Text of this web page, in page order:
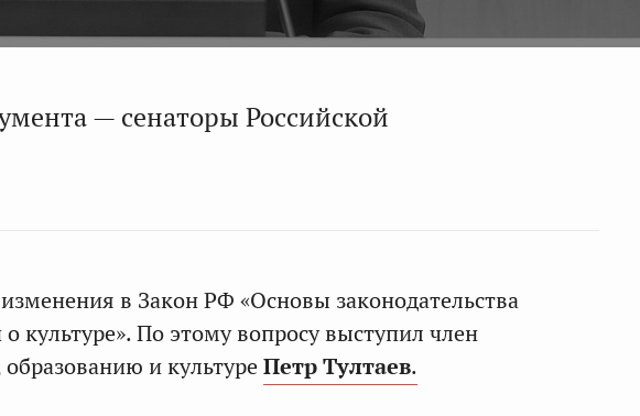
— сенаторы Российской
в Закон РФ «Основы законодательства
культуре». По этому вопросу выступил член
и культуре Петр Тултаев.